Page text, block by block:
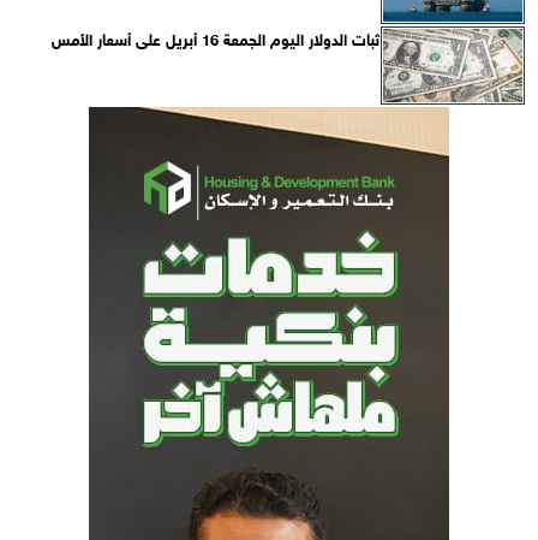
ثبات الدولار اليوم الجمعة 16 أبريل على أسعار الأمس